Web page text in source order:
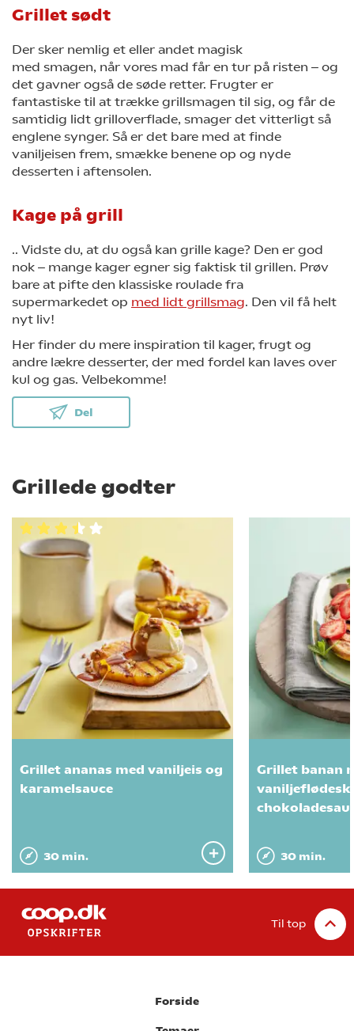
Grillet sødt
Der sker nemlig et eller andet magisk
med smagen, når vores mad får en tur på risten ‒ og
det gavner også de søde retter. Frugter er
fantastiske til at trække grillsmagen til sig, og får de
samtidig lidt grilloverflade, smager det vitterligt så
englene synger. Så er det bare med at finde
vaniljeisen frem, smække benene op og nyde
desserten i aftensolen.
Kage på grill
.. Vidste du, at du også kan grille kage? Den er god
nok ‒ mange kager egner sig faktisk til grillen. Prøv
bare at pifte den klassiske roulade fra
supermarkedet op med lidt grillsmag. Den vil få helt
nyt liv!
Her finder du mere inspiration til kager, frugt og
andre lækre desserter, der med fordel kan laves over
kul og gas. Velbekomme!
Del
Grillede godter
Grillet ananas med vaniljeis og
karamelsauce
30 min.
Grillet banan
30 min.
Til top
Forside